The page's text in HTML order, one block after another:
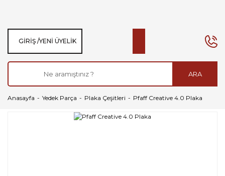
ARA
GIRIŞ /YENI ÜYELIK
Anasayfa Yedek Parça Plaka Çeşitleri Pfaff Creative 4.0 Plaka